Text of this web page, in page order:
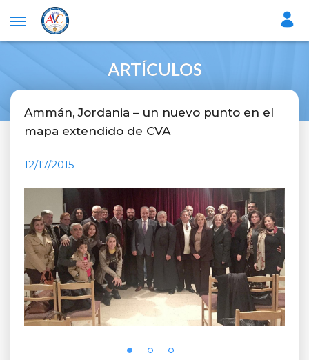
ARTÍCULOS
Ammán, Jordania – un nuevo punto en el
mapa extendido de CVA
12/17/2015